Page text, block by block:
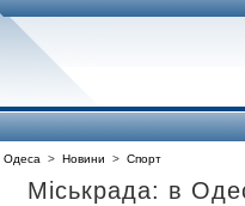
Одеса > Новини > Спорт
Міськрада: в